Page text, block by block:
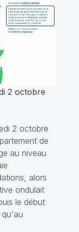
2 octobre
2 octobre
de
au niveau
alors
ondulait
le début